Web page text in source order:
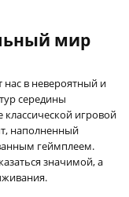
мир
нас в невероятный и
середины
игровой
наполненный
геймплеем.
значимой, а